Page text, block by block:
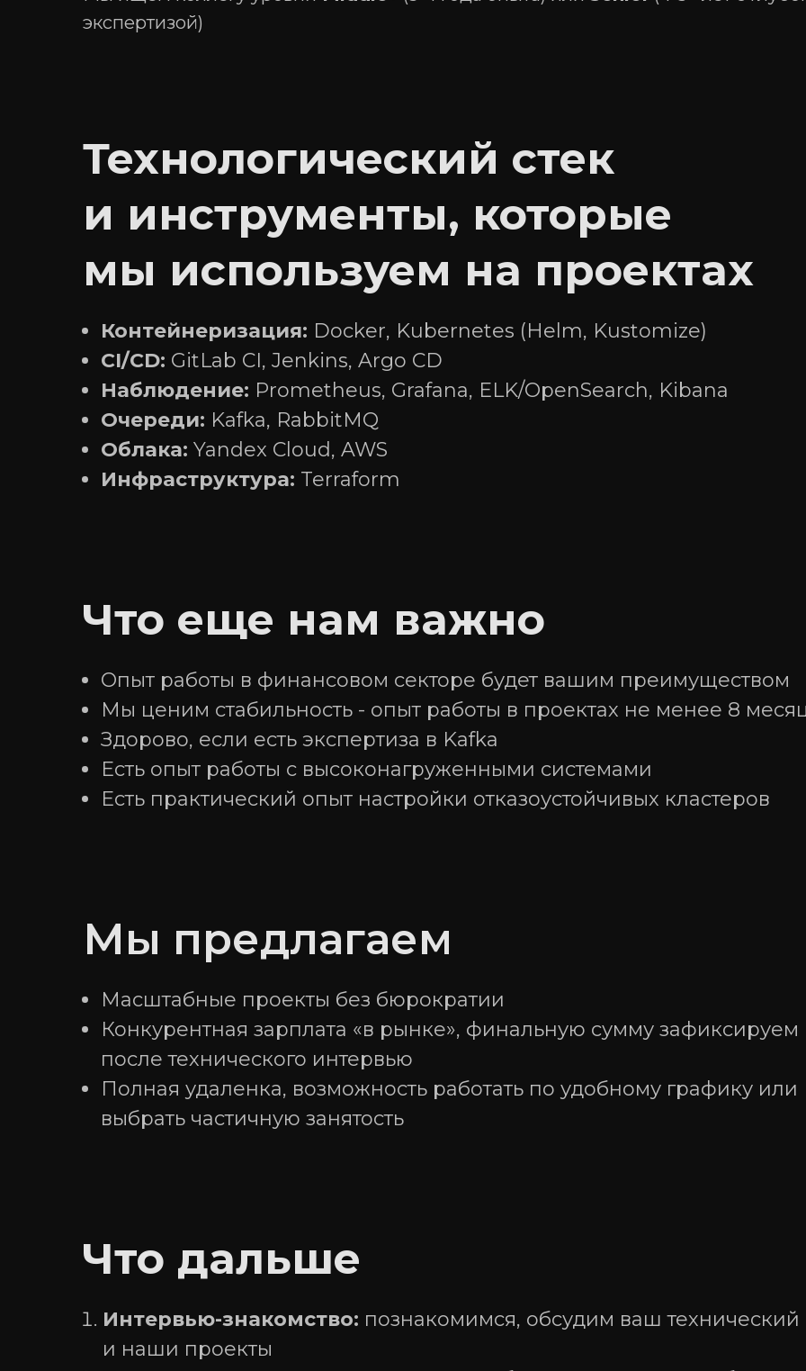
экспертизой)
Технологический стек
и инструменты, которые
мы используем на проектах
Контейнеризация: Docker, Kubernetes (Helm, Kustomize)
CI/CD: GitLab CI, Jenkins, Argo CD
Наблюдение: Prometheus, Grafana, ELK/OpenSearch, Kibana
Очереди: Kafka, RabbitMQ
Облака: Yandex Cloud, AWS
Инфраструктура: Terraform
Что еще нам важно
Опыт работы в финансовом секторе будет вашим преимуществом
Мы ценим стабильность - опыт работы в проектах не менее 8
Здорово, если есть экспертиза в Kafka
Есть опыт работы с высоконагруженными системами
Есть практический опыт настройки отказоустойчивых кластеров
Мы предлагаем
Масштабные проекты без бюрократии
Конкурентная зарплата «в рынке», финальную сумму зафиксируем
после технического интервью
Полная удаленка, возможность работать по удобному графику или
выбрать частичную занятость
Что дальше
Интервью-знакомство: познакомимся, обсудим ваш технический
и наши проекты
функционирования нейросетей, распознаванию изображений,
текста и речи.
4.01 Комплексное обслуживание ИТ-инфраструктуры.
Информация о видах деятельности организации: